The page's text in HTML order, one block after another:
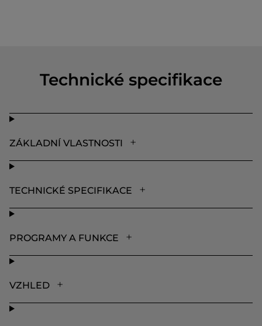
Technické specifikace
ZÁKLADNÍ VLASTNOSTI
TECHNICKÉ SPECIFIKACE
PROGRAMY A FUNKCE
VZHLED